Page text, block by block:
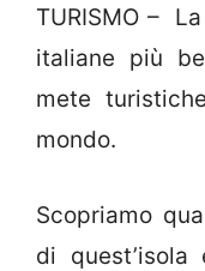
TURISMO –
italiane più
mete
mondo.
Scopriamo
di